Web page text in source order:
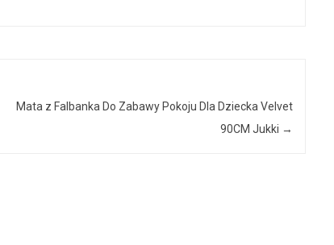
Mata z Falbanka Do Zabawy Pokoju Dla Dziecka Velvet
90CM Jukki →